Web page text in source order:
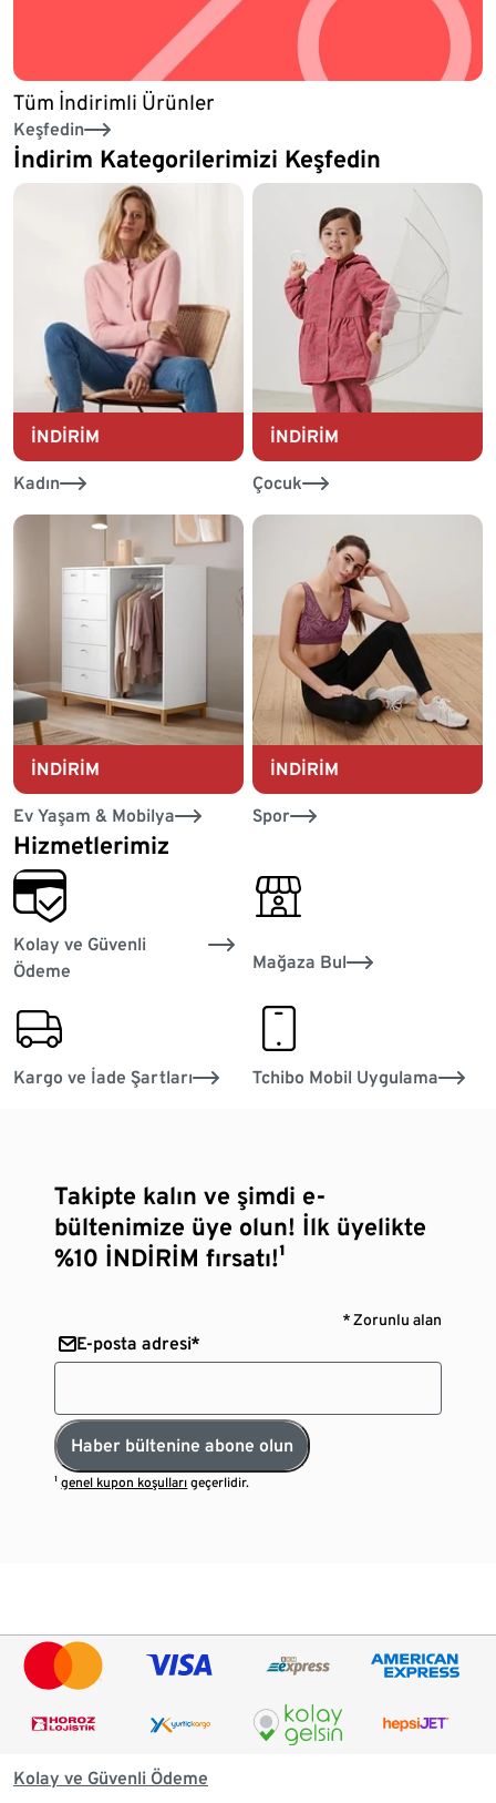
Tüm İndirimli Ürünler
Keşfedin
İndirim Kategorilerimizi Keşfedin
İNDİRİM
Kadın
İNDİRİM
Çocuk
İNDİRİM
Ev Yaşam & Mobilya
İNDİRİM
Spor
Hizmetlerimiz
convenient_payment
Kolay ve Güvenli
Ödeme
personal_services
Mağaza Bul
delivery_via_haulage_company
Kargo ve İade Şartları
smartphone
Tchibo Mobil Uygulama
Takipte kalın ve şimdi e-
bültenimize üye olun! İlk üyelikte
%10 İNDİRİM fırsatı!¹
* Zorunlu alan
E-posta adresi*
Haber bültenine abone olun
¹genel kupon koşulları geçerlidir.
Kolay ve Güvenli Ödeme